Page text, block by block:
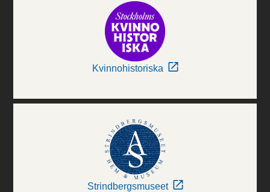
Kvinnohistoriska
Strindbergsmuseet